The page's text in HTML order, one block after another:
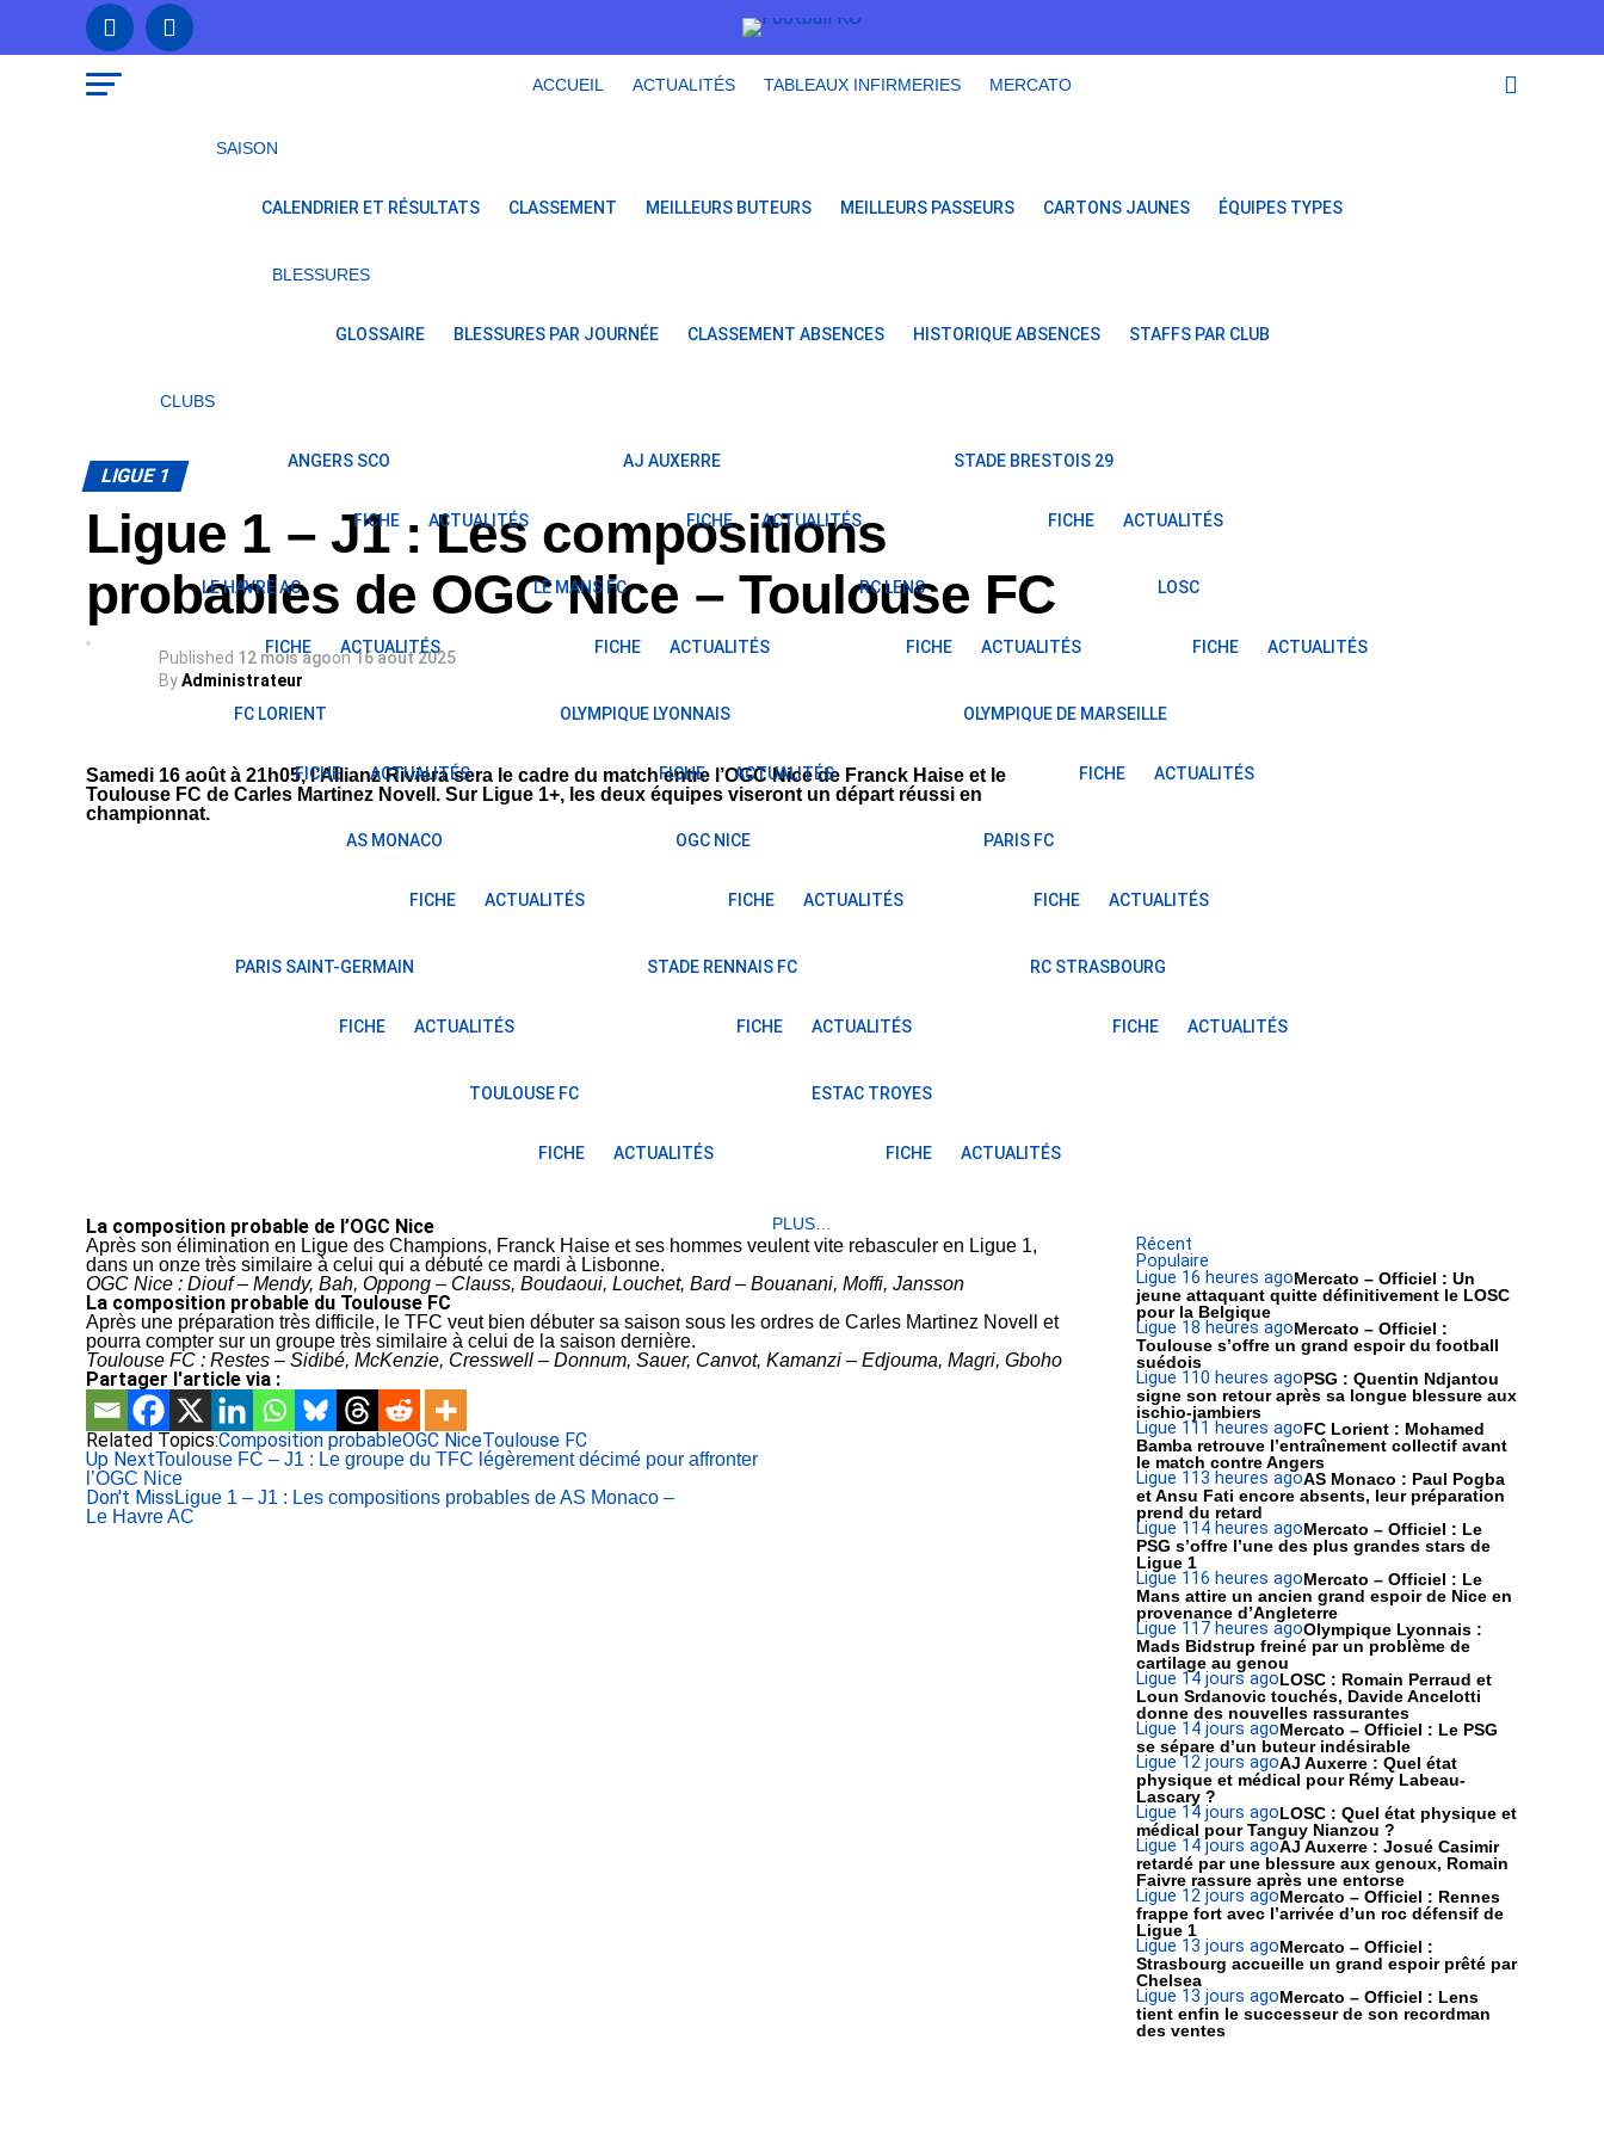
ACCUEIL ACTUALITÉS TABLEAUX INFIRMERIES MERCATO
SAISON
CALENDRIER ET RÉSULTATS CLASSEMENT MEILLEURS BUTEURS MEILLEURS PASSEURS CARTONS JAUNES ÉQUIPES TYPES
BLESSURES
GLOSSAIRE BLESSURES PAR JOURNÉE CLASSEMENT ABSENCES HISTORIQUE ABSENCES STAFFS PAR CLUB
CLUBS
ANGERS SCO
FICHE ACTUALITÉS
AJ AUXERRE
FICHE ACTUALITÉS
STADE BRESTOIS 29
FICHE ACTUALITÉS
LE HAVRE AC
FICHE ACTUALITÉS
LE MANS FC
FICHE ACTUALITÉS
RC LENS
FICHE ACTUALITÉS
LOSC
FICHE ACTUALITÉS
FC LORIENT
FICHE ACTUALITÉS
OLYMPIQUE LYONNAIS
FICHE ACTUALITÉS
OLYMPIQUE DE MARSEILLE
FICHE ACTUALITÉS
AS MONACO
FICHE ACTUALITÉS
OGC NICE
FICHE ACTUALITÉS
PARIS FC
FICHE ACTUALITÉS
PARIS SAINT-GERMAIN
FICHE ACTUALITÉS
STADE RENNAIS FC
FICHE ACTUALITÉS
RC STRASBOURG
FICHE ACTUALITÉS
TOULOUSE FC
FICHE ACTUALITÉS
ESTAC TROYES
FICHE ACTUALITÉS
PLUS…
LIGUE 1
Ligue 1 – J1 : Les compositions
probables de OGC Nice – Toulouse FC
Published 12 mois agoon16 août 2025
ByAdministrateur
Samedi 16 août à 21h05, l’Allianz Riviera sera le cadre du match entre l’OGC Nice de Franck Haise et le
Toulouse FC de Carles Martinez Novell. Sur Ligue 1+, les deux équipes viseront un départ réussi en
championnat.
La composition probable de l’OGC Nice
Après son élimination en Ligue des Champions, Franck Haise et ses hommes veulent vite rebasculer en Ligue 1,
dans un onze très similaire à celui qui a débuté ce mardi à Lisbonne.
OGC Nice : Diouf – Mendy, Bah, Oppong – Clauss, Boudaoui, Louchet, Bard – Bouanani, Moffi, Jansson
La composition probable du Toulouse FC
Après une préparation très difficile, le TFC veut bien débuter sa saison sous les ordres de Carles Martinez Novell et
pourra compter sur un groupe très similaire à celui de la saison dernière.
Toulouse FC : Restes – Sidibé, McKenzie, Cresswell – Donnum, Sauer, Canvot, Kamanzi – Edjouma, Magri, Gboho
Partager l'article via :
Related Topics:Composition probableOGC NiceToulouse FC
Up NextToulouse FC – J1 : Le groupe du TFC légèrement décimé pour affronter
l’OGC Nice
Don't Miss Ligue 1 – J1 : Les compositions probables de AS Monaco –
Le Havre AC
Récent
Populaire
Ligue 16 heures agoMercato – Officiel : Un
jeune attaquant quitte définitivement le LOSC
pour la Belgique
Ligue 18 heures agoMercato – Officiel :
Toulouse s’offre un grand espoir du football
suédois
Ligue 1 10 heures agoPSG : Quentin Ndjantou
signe son retour après sa longue blessure aux
ischio-jambiers
Ligue 111 heures agoFC Lorient : Mohamed
Bamba retrouve l’entraînement collectif avant
le match contre Angers
Ligue 1 13 heures agoAS Monaco : Paul Pogba
et Ansu Fati encore absents, leur préparation
prend du retard
Ligue 1 14 heures agoMercato – Officiel : Le
PSG s’offre l’une des plus grandes stars de
Ligue 1
Ligue 1 16 heures agoMercato – Officiel : Le
Mans attire un ancien grand espoir de Nice en
provenance d’Angleterre
Ligue 1 17 heures agoOlympique Lyonnais :
Mads Bidstrup freiné par un problème de
cartilage au genou
Ligue 14 jours agoLOSC : Romain Perraud et
Loun Srdanovic touchés, Davide Ancelotti
donne des nouvelles rassurantes
Ligue 1 4 jours agoMercato – Officiel : Le PSG
se sépare d’un buteur indésirable
Ligue 12 jours agoAJ Auxerre : Quel état
physique et médical pour Rémy Labeau-
Lascary ?
Ligue 14 jours agoLOSC : Quel état physique et
médical pour Tanguy Nianzou ?
Ligue 1 4 jours agoAJ Auxerre : Josué Casimir
retardé par une blessure aux genoux, Romain
Faivre rassure après une entorse
Ligue 12 jours agoMercato – Officiel : Rennes
frappe fort avec l’arrivée d’un roc défensif de
Ligue 1
Ligue 13 jours agoMercato – Officiel :
Strasbourg accueille un grand espoir prêté par
Chelsea
Ligue 13 jours agoMercato – Officiel : Lens
tient enfin le successeur de son recordman
des ventes